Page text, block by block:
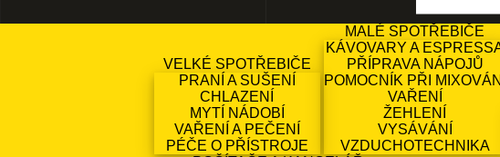
VELKÉ SPOTŘEBIČE
PRANÍ A SUŠENÍ
CHLAZENÍ
MYTÍ NÁDOBÍ
VAŘENÍ A PEČENÍ
PÉČE O PŘÍSTROJE
MALÉ SPOTŘEBIČE
KÁVOVARY A
PŘÍPRAVA NÁPOJŮ
POMOCNÍK PŘI MIXOVÁNÍ
VAŘENÍ
ŽEHLENÍ
VYSÁVÁNÍ
VZDUCHOTECHNIKA